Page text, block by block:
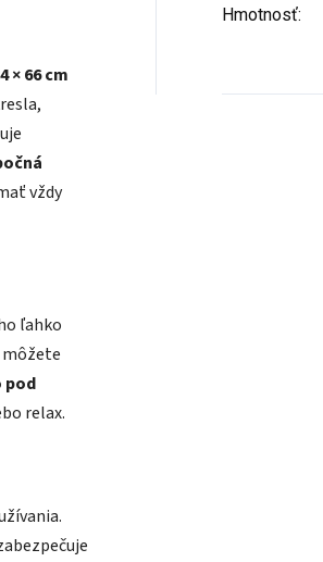
× 66 cm
vždy
ľahko
pod
relax.
Hmotnosť: